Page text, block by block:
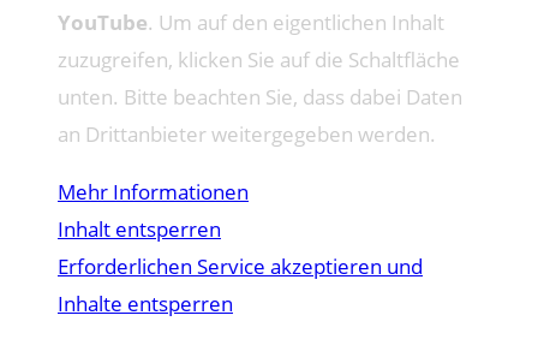
YouTube. Um auf den eigentlichen Inhalt
zuzugreifen, klicken Sie auf die Schaltfläche
unten. Bitte beachten Sie, dass dabei Daten
an Drittanbieter weitergegeben werden.
Mehr Informationen
Inhalt entsperren
Erforderlichen Service akzeptieren und
Inhalte entsperren